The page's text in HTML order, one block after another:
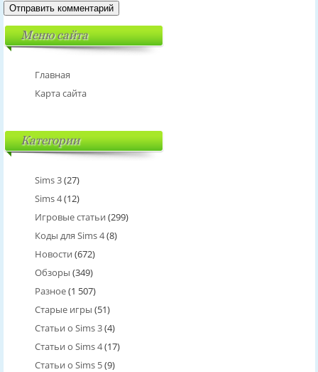
Меню сайта
Главная
Карта сайта
Категории
Sims 3(27)
Sims 4(12)
Игровые статьи (299)
Коды для Sims 4(8)
Новости (672)
Обзоры (349)
Разное(1 507)
Старые игры (51)
Статьи о Sims 3(4)
Статьи о Sims 4(17)
Статьи о Sims 5(9)